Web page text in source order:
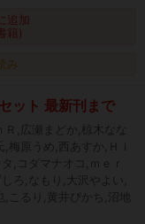
追加
籍)
み
ット 最新刊まで
Ｒ,広瀬まどか,椋木なな
,梅原うめ,西あすか,Ｈｉ
,コダマナオコ,ｍｅｒ
ろ,なもり,大沢やよい,
,こるり,黄井ぴかち,沼地